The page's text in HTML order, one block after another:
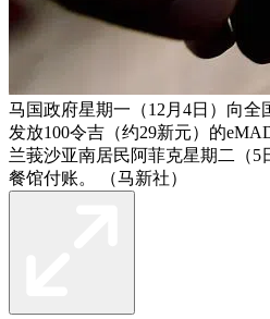
马国政府星期一（12月4日）向全
发放100令吉（约29新元）的
兰莪沙亚南居民阿菲克星期二（5
餐馆付账。 （马新社）